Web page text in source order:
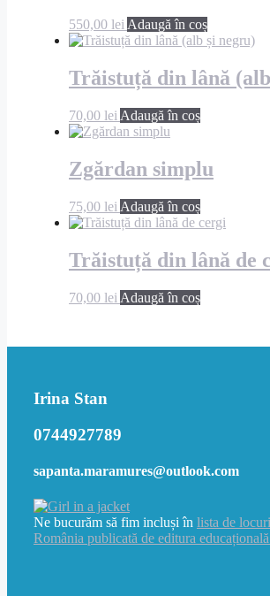
550,00 lei Adaugă în coș
Trăistuță din lână
70,00 lei Adaugă în coș
Zgărdan simplu
75,00 lei Adaugă în coș
Trăistuță din lână de
70,00 lei Adaugă în coș
Irina Stan
0744927789
sapanta.maramures@outlook.com
Ne bucurăm să fim incluși în lista de
România publicată de editura